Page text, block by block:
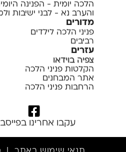
הלכה יומית - הפנינה
והערב נא - לבני ישיבות
מדורים
פניני הלכה לילדים
רביבים
עזרים
צפיה בוידאו
הקלטות פניני הלכה
אתר המבחנים
הרחבות פניני הלכה
עקבו אחרינו